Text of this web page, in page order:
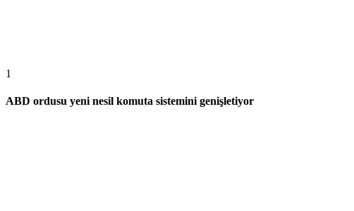
1
ABD ordusu yeni nesil komuta sistemini genişletiyor